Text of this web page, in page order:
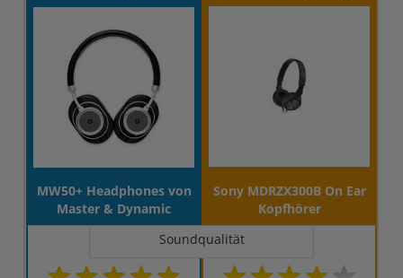
MW50+ Headphones von
Master & Dynamic
Sony MDRZX300B On Ear
Kopfhörer
Soundqualität